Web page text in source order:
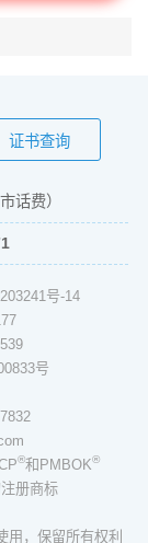
证书查询
话费）
号-14
号
®和PMBOK®
册商标
用，保留所有权利